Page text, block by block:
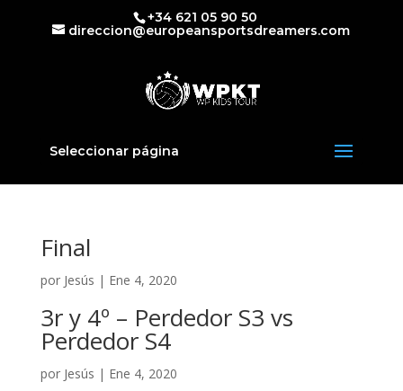
+34 621 05 90 50
direccion@europeansportsdreamers.com
Seleccionar página
Final
por Jesús | Ene 4, 2020
3r y 4º – Perdedor S3 vs
Perdedor S4
por Jesús | Ene 4, 2020